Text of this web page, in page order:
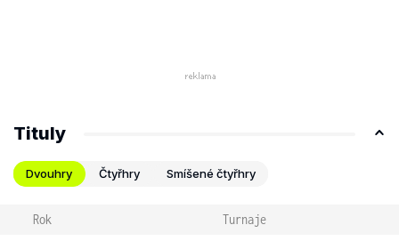
Tituly
Dvouhry Čtyřhry Smíšené čtyřhry
Rok Turnaje